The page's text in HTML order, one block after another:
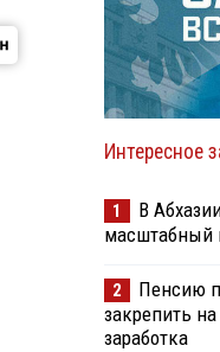
Интересное
1
В
масштабный
2
Пенсию
закрепить
заработка